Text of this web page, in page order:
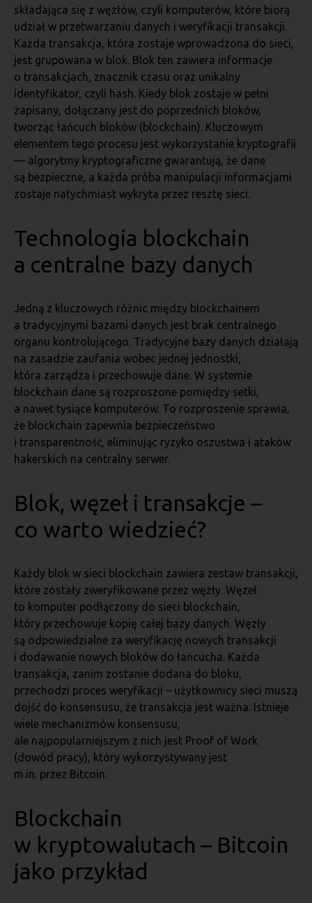
składająca się z węzłów, czyli komputerów, które biorą
udział w przetwarzaniu danych i weryfikacji transakcji.
Każda transakcja, która zostaje wprowadzona do sieci,
jest grupowana w blok. Blok ten zawiera informacje
o transakcjach, znacznik czasu oraz unikalny
identyfikator, czyli hash. Kiedy blok zostaje w pełni
zapisany, dołączany jest do poprzednich bloków,
tworząc łańcuch bloków (blockchain). Kluczowym
elementem tego procesu jest wykorzystanie kryptografii
— algorytmy kryptograficzne gwarantują, że dane
są bezpieczne, a każda próba manipulacji informacjami
zostaje natychmiast wykryta przez resztę sieci.
Technologia blockchain
a centralne bazy danych
Jedną z kluczowych różnic między blockchainem
a tradycyjnymi bazami danych jest brak centralnego
organu kontrolującego. Tradycyjne bazy danych działają
na zasadzie zaufania wobec jednej jednostki,
która zarządza i przechowuje dane. W systemie
blockchain dane są rozproszone pomiędzy setki,
a nawet tysiące komputerów. To rozproszenie sprawia,
że blockchain zapewnia bezpieczeństwo
i transparentność, eliminując ryzyko oszustwa i ataków
hakerskich na centralny serwer.
Blok, węzeł i transakcje –
co warto wiedzieć?
Każdy blok w sieci blockchain zawiera zestaw transakcji,
które zostały zweryfikowane przez węzły. Węzeł
to komputer podłączony do sieci blockchain,
który przechowuje kopię całej bazy danych. Węzły
są odpowiedzialne za weryfikację nowych transakcji
i dodawanie nowych bloków do łańcucha. Każda
transakcja, zanim zostanie dodana do bloku,
przechodzi proces weryfikacji – użytkownicy sieci muszą
dojść do konsensusu, że transakcja jest ważna. Istnieje
wiele mechanizmów konsensusu,
ale najpopularniejszym z nich jest Proof of Work
(dowód pracy), który wykorzystywany jest
m.in. przez Bitcoin.
Blockchain
w kryptowalutach – Bitcoin
jako przykład